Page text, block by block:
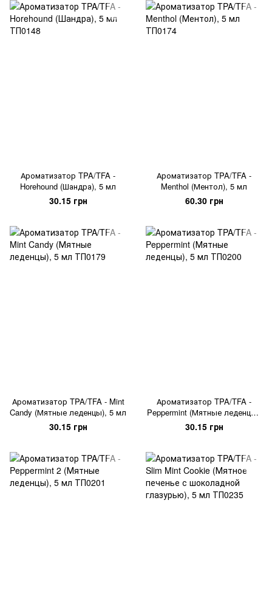
Ароматизатор TPA/TFA -
Horehound (Шандра), 5 мл
30.15 грн
Ароматизатор TPA/TFA -
Menthol (Ментол), 5 мл
60.30 грн
Ароматизатор TPA/TFA - Mint
Candy (Мятные леденцы), 5 мл
30.15 грн
Ароматизатор TPA/TFA -
Peppermint (Мятные леденцы),
5 мл
30.15 грн